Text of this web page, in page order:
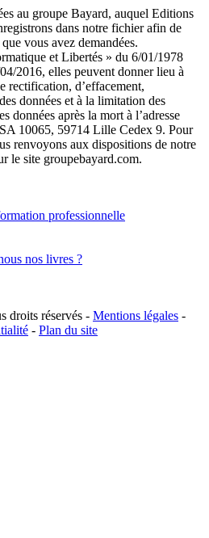
au groupe Bayard, auquel Editions
dans notre fichier afin de
vous avez demandées.
et Libertés » du 6/01/1978
2016, elles peuvent donner lieu à
rectification, d’effacement,
données et à la limitation des
données après la mort à l’adresse
10065, 59714 Lille Cedex 9. Pour
renvoyons aux dispositions de notre
le site groupebayard.com.
professionnelle
nos livres ?
droits réservés - Mentions légales -
- Plan du site